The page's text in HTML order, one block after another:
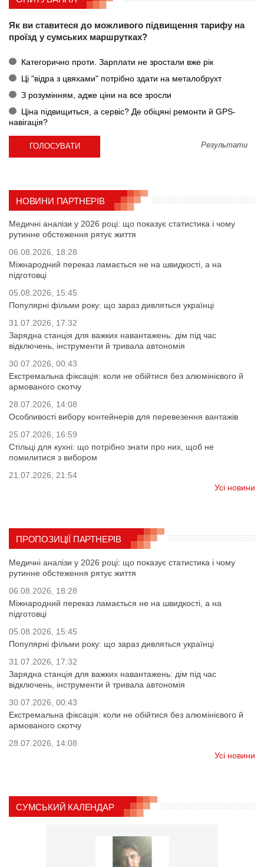
Як ви ставитеся до можливого підвищення тарифу на
проїзд у сумських маршрутках?
Категорично проти. Зарплати не зростали вже рік
Ці "відра з цвяхами" потрібно здати на металобрухт
З розумінням, адже ціни на все зросли
Ціна підвищиться, а сервіс? Де обіцяні ремонти й GPS-
навігація?
Результати
НОВИНИ ПАРТНЕРІВ
Медичні аналізи у 2026 році: що показує статистика і чому
рутинне обстеження рятує життя
06.08.2026, 18:28
Міжнародний переказ ламається не на швидкості, а на
підготовці
05.08.2026, 15:45
Популярні фільми року: що зараз дивляться українці
31.07.2026, 17:32
Зарядна станція для важких навантажень: дім під час
відключень, інструменти й тривала автономія
30.07.2026, 00:43
Екстремальна фіксація: коли не обійтися без алюмінієвого й
армованого скотчу
28.07.2026, 14:08
Особливості вибору контейнерів для перевезення вантажів
25.07.2026, 16:59
Стільці для кухні: що потрібно знати про них, щоб не
помилитися з вибором
21.07.2026, 21:54
Усі новини
ПРОПОЗИЦІЇ ПАРТНЕРІВ
Медичні аналізи у 2026 році: що показує статистика і чому
рутинне обстеження рятує життя
06.08.2026, 18:28
Міжнародний переказ ламається не на швидкості, а на
підготовці
05.08.2026, 15:45
Популярні фільми року: що зараз дивляться українці
31.07.2026, 17:32
Зарядна станція для важких навантажень: дім під час
відключень, інструменти й тривала автономія
30.07.2026, 00:43
Екстремальна фіксація: коли не обійтися без алюмінієвого й
армованого скотчу
28.07.2026, 14:08
Усі новини
СУМСЬКИЙ КАЛЕНДАР